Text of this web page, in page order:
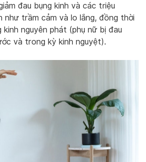
đau bụng kinh và các triệu
như trầm cảm và lo lắng, đồng thời
nguyên phát (phụ nữ bị đau
và trong kỳ kinh nguyệt).